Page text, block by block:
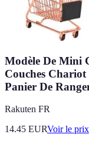
Modèle De Mini
Couches
Panier De
Rakuten FR
14.45 EURVoir le prix